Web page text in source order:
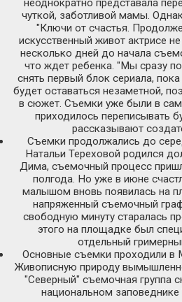
неоднократно представала
чуткой, заботливой мамы.
"Ключи от счастья.
искусственный живот актрисе
несколько дней до начала
что ждет ребенка. "Мы сразу
снять первый блок сериала,
будет оставаться незаметной,
в сюжет. Съемки уже были в
приходилось переписывать
рассказывают
Съемки продолжались до
Натальи Тереховой родился
Дима, съемочный процесс
полгода. Но уже в июне
малышом вновь появилась на
напряженный съемочный
свободную минуту старалась
этого на площадке был
отдельный
Основные съемки проходили в
Живописную природу
"Северный" съемочная группа
национальном